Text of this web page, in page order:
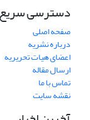
دسترسی سریع
صفحه اصلی
درباره نشریه
اعضای هیات تحریریه
ارسال مقاله
تماس با ما
نقشه سایت